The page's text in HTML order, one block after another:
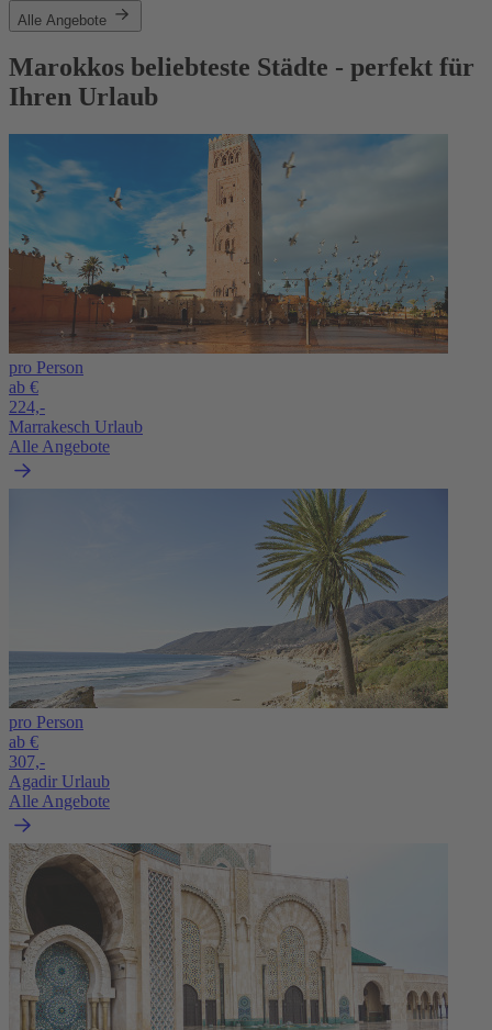
Alle Angebote
Marokkos beliebteste Städte - perfekt für
Ihren Urlaub
pro Person
ab €
224,-
Marrakesch Urlaub
Alle Angebote
pro Person
ab €
307,-
Agadir Urlaub
Alle Angebote